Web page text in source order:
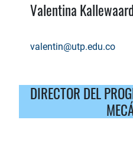
Valentina
valentin@utp.edu.co
DIRECTOR DEL